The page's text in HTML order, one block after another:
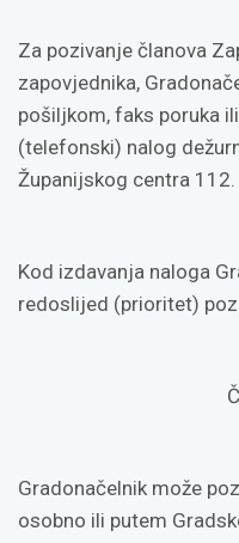
Za pozivanje članova
zapovjednika,
pošiljkom, faks poruka
(telefonski) nalog
Županijskog centra 112.
Kod izdavanja naloga
redoslijed (prioritet)
Gradonačelnik može
osobno ili putem